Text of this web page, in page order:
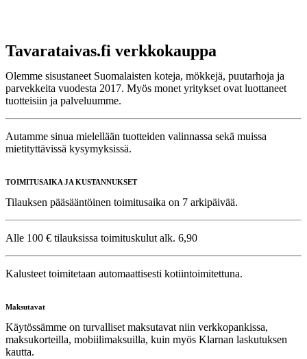
Tavarataivas.fi verkkokauppa
Olemme sisustaneet Suomalaisten koteja, mökkejä, puutarhoja ja
parvekkeita vuodesta 2017. Myös monet yritykset ovat luottaneet
tuotteisiin ja palveluumme.
Autamme sinua mielellään tuotteiden valinnassa sekä muissa
mietityttävissä kysymyksissä.
TOIMITUSAIKA JA KUSTANNUKSET
Tilauksen pääsääntöinen toimitusaika on 7 arkipäivää.
Alle 100 € tilauksissa toimituskulut alk. 6,90
Kalusteet toimitetaan automaattisesti kotiintoimitettuna.
Maksutavat
Käytössämme on turvalliset maksutavat niin verkkopankissa,
maksukorteilla, mobiilimaksuilla, kuin myös Klarnan laskutuksen
kautta.